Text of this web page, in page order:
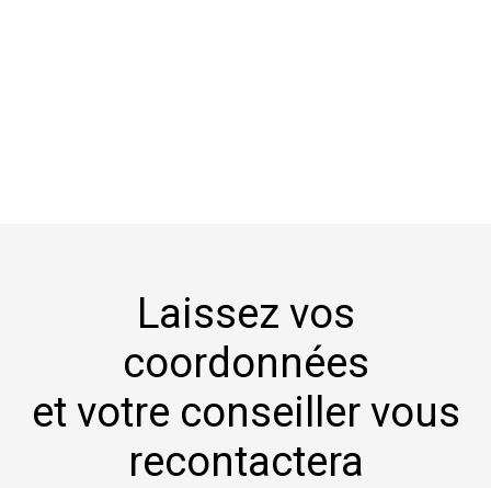
Laissez vos
coordonnées
et votre conseiller vous
recontactera